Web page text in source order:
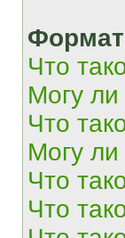
Что
Могу ли
Что
Могу
Что
Что